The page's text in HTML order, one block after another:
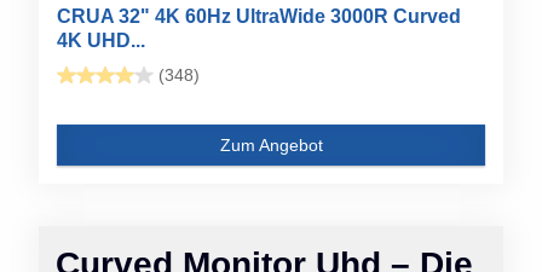
Curved Monitor Uhd – Die
CRUA 32" 4K 60Hz UltraWide 3000R Curved
4K UHD...
(348)
Zum Angebot